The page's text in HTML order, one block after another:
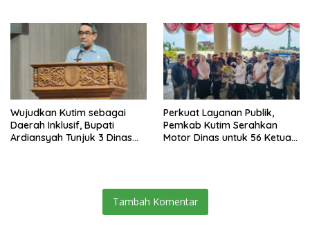
Wujudkan Kutim sebagai
Daerah Inklusif, Bupati
Ardiansyah Tunjuk 3 Dinas
Perkuat Layanan Publik,
Pemkab Kutim Serahkan
Motor Dinas untuk 56 Ketua
Tambah Komentar